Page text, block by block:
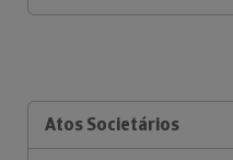
Atos Societários